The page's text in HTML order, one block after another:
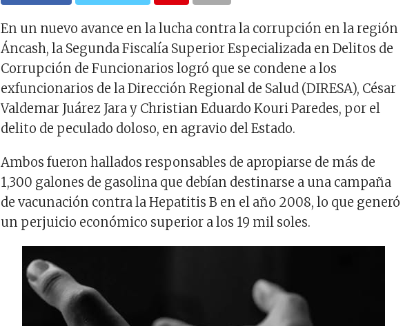
En un nuevo avance en la lucha contra la corrupción en la región
Áncash, la Segunda Fiscalía Superior Especializada en Delitos de
Corrupción de Funcionarios logró que se condene a los
exfuncionarios de la Dirección Regional de Salud (DIRESA), César
Valdemar Juárez Jara y Christian Eduardo Kouri Paredes, por el
delito de peculado doloso, en agravio del Estado.
Ambos fueron hallados responsables de apropiarse de más de
1,300 galones de gasolina que debían destinarse a una campaña
de vacunación contra la Hepatitis B en el año 2008, lo que generó
un perjuicio económico superior a los 19 mil soles.